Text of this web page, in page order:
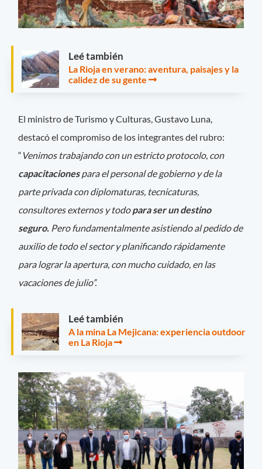
Leé también
La Rioja en verano: aventura, paisajes y la
calidez de su gente
El ministro de Turismo y Culturas, Gustavo Luna,
destacó el compromiso de los integrantes del rubro:
“ Venimos trabajando con un estricto protocolo, con
capacitacionespara el personal de gobierno y de la
parte privada con diplomaturas, tecnicaturas,
consultores externos y todopara ser un destino
seguro. Pero fundamentalmente asistiendo al pedido de
auxilio de todo el sector y planificando rápidamente
para lograr la apertura, con mucho cuidado, en las
vacaciones de julio”.
Leé también
A la mina La Mejicana: experiencia outdoor
en La Rioja